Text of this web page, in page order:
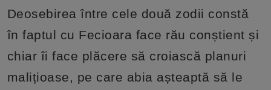
Deosebirea între cele două zodii constă
în faptul cu Fecioara face rău conștient și
chiar îi face plăcere să croiască planuri
malițioase, pe care abia așteaptă să le